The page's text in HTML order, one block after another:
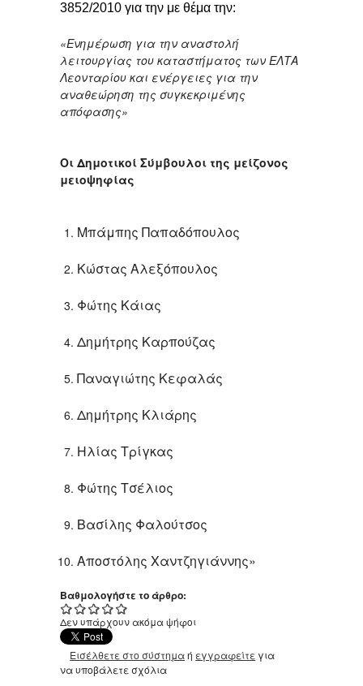
3852/2010 για την με θέμα την:
«Ενημέρωση για την αναστολή
λειτουργίας του καταστήματος των ΕΛΤΑ
Λεονταρίου και ενέργειες για την
αναθεώρηση της συγκεκριμένης
απόφασης»
Οι Δημοτικοί Σύμβουλοι της μείζονος
μειοψηφίας
Μπάμπης Παπαδόπουλος
Κώστας Αλεξόπουλος
Φώτης Κάιας
Δημήτρης Καρπούζας
Παναγιώτης Κεφαλάς
Δημήτρης Κλιάρης
Ηλίας Τρίγκας
Φώτης Τσέλιος
Βασίλης Φαλούτσος
Αποστόλης Χαντζηγιάννης»
Βαθμολογήστε το άρθρο:
Δεν υπάρχουν ακόμα ψήφοι
Εισέλθετε στο σύστημαή εγγραφείτε για
να υποβάλετε σχόλια